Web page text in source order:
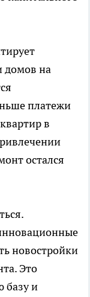
домов на
платежи
в
остался
новостройки
Это
базу и